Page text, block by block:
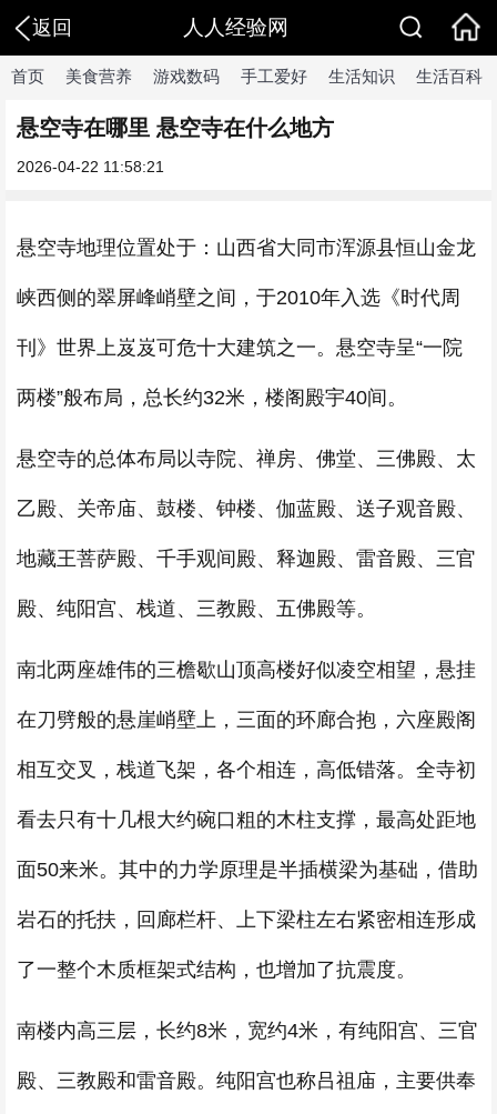
返回 人人经验网
首页 美食营养 游戏数码 手工爱好 生活知识 生活百科
悬空寺在哪里 悬空寺在什么地方
2026-04-22 11:58:21
悬空寺地理位置处于：山西省大同市浑源县恒山金龙
峡西侧的翠屏峰峭壁之间，于2010年入选《时代周
刊》世界上岌岌可危十大建筑之一。悬空寺呈“一院
两楼”般布局，总长约32米，楼阁殿宇40间。
悬空寺的总体布局以寺院、禅房、佛堂、三佛殿、太
乙殿、关帝庙、鼓楼、钟楼、伽蓝殿、送子观音殿、
地藏王菩萨殿、千手观间殿、释迦殿、雷音殿、三官
殿、纯阳宫、栈道、三教殿、五佛殿等。
南北两座雄伟的三檐歇山顶高楼好似凌空相望，悬挂
在刀劈般的悬崖峭壁上，三面的环廊合抱，六座殿阁
相互交叉，栈道飞架，各个相连，高低错落。全寺初
看去只有十几根大约碗口粗的木柱支撑，最高处距地
面50来米。其中的力学原理是半插横梁为基础，借助
岩石的托扶，回廊栏杆、上下梁柱左右紧密相连形成
了一整个木质框架式结构，也增加了抗震度。
南楼内高三层，长约8米，宽约4米，有纯阳宫、三官
殿、三教殿和雷音殿。纯阳宫也称吕祖庙，主要供奉